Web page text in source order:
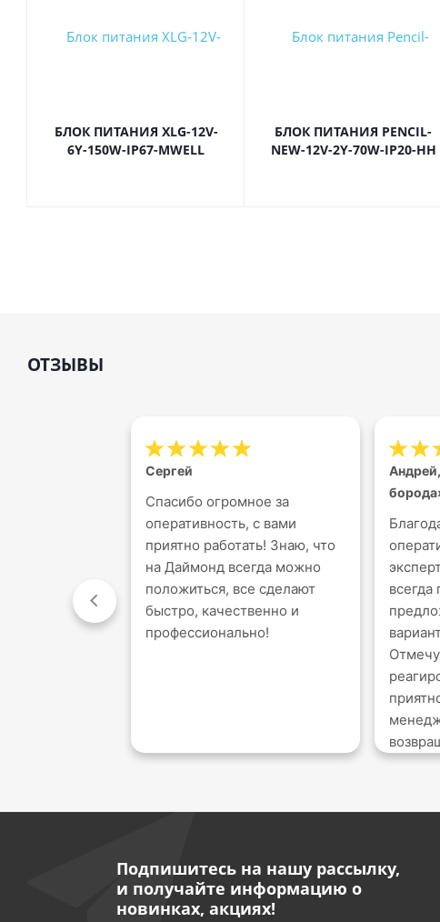
БЛОК ПИТАНИЯ XLG-12V-
6Y-150W-IP67-MWELL
БЛОК ПИТАНИЯ PENCIL-
NEW-12V-2Y-70W-IP20-HH
ОТЗЫВЫ
Сергей
Спасибо огромное за
оперативность, с вами
приятно работать! Знаю, что
на Даймонд всегда можно
положиться, все сделают
быстро, качественно и
профессионально!
всегда
Подпишитесь на нашу рассылку,
и получайте информацию о
новинках, акциях!